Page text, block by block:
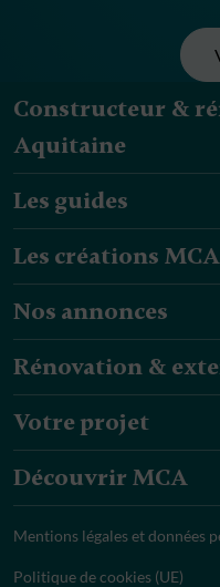
Constructeur &
Aquitaine
Les guides
Les créations MCA
Nos annonces
Rénovation &
Votre projet
Découvrir MCA
Mentions légales et données
Politique de cookies (UE)